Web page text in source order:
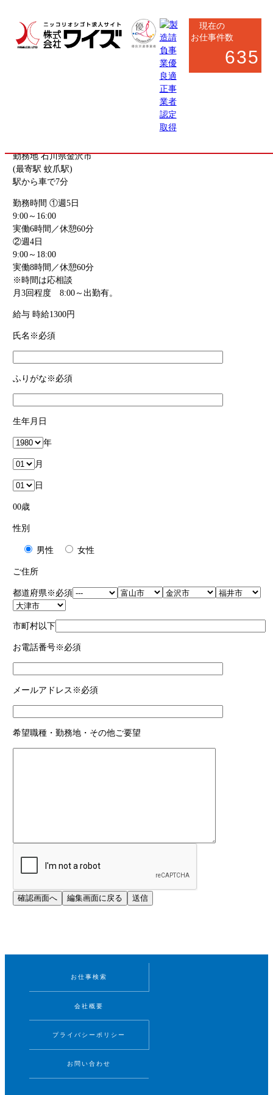
現在の
お仕事件数
635
運送会社の一般事務・運行データ入力（時間相談OK・
勤務地 石川県金沢市
(最寄駅 蚊爪駅)
駅から車で7分
勤務時間 ①週5日
9:00～16:00
実働6時間／休憩60分
②週4日
9:00～18:00
実働8時間／休憩60分
※時間は応相談
月3回程度 8:00～出勤有。
給与 時給1300円
氏名 ※必須
ふりがな ※必須
生年月日
年
月
日
00歳
性別
男性 女性
ご住所
都道府県 ※必須
市町村以下
お電話番号※必須
メールアドレス ※必須
希望職種・勤務地・その他ご要望
お仕事検索
会社概要
プライバシーポリシー
お問い合わせ